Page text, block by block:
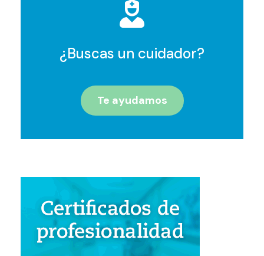
¿Buscas un cuidador?
Te ayudamos